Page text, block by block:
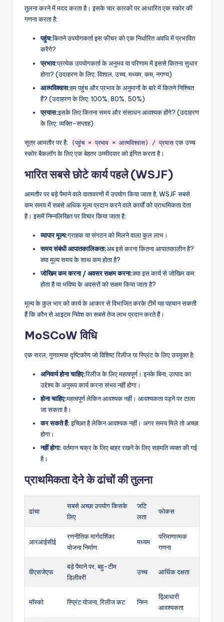
तुलना करने में मदद करता है। इसके चार कारकों पर आधारित एक स्कोर की
गणना करता है:
पहुंच:कितने उपयोगकर्ता इस फीचर को एक निर्धारित अवधि में प्रभावित
करेंगे?
प्रभाव:प्रत्येक उपयोगकर्ता के अनुभव या परिणाम में इससे कितना सुधार
होगा? (उदाहरण के लिए: विशाल, उच्च, मध्यम, कम, नगण्य)
आत्मविश्वास:हम पहुंच और प्रभाव के अनुमानों के बारे में कितने निश्चित
हैं? (उदाहरण के लिए: 100%, 80%, 50%)
प्रयास:इसके लिए कितना समय और संसाधन आवश्यक होंगे? (उदाहरण
के लिए: व्यक्ति-सप्ताह)
सूत्र आमतौर पर है: (पहुंच × प्रभाव × आत्मविश्वास) / प्रयास एक उच्च
स्कोर बैकलॉग के लिए एक बेहतर उम्मीदवार को इंगित करता है।
भारित सबसे छोटे कार्य पहले (WSJF)
आमतौर पर बड़े पैमाने वाले वातावरणों में उपयोग किया जाता है, WSJF सबसे
कम समय में सबसे अधिक मूल्य प्रदान करने वाले कार्यों को प्राथमिकता देता
है। इसमें निम्नलिखित पर विचार किया जाता है:
व्यापार मूल्य:ग्राहक या संगठन को मिलने वाला कुल लाभ।
समय संबंधी आपातकालिकता:अब इसे करना कितना आपातकालीन है?
क्या मूल्य समय के साथ कम होता है?
जोखिम कम करना / अवसर सक्षम करना:क्या इस कार्य से जोखिम कम
होता है या भविष्य के अवसरों को सक्षम किया जाता है?
मूल्य के कुल भार को कार्य के आकार से विभाजित करके टीमें यह पहचान सकती
हैं कि कौन से आइटम निवेश का सबसे तेज लाभ प्रदान करते हैं।
MoSCoW विधि
एक सरल, गुणात्मक दृष्टिकोण जो विशिष्ट रिलीज या स्प्रिंट के लिए उपयुक्त है:
अनिवार्य होना चाहिए:रिलीज के लिए महत्वपूर्ण। इनके बिना, उत्पाद का
उद्देश्य के अनुरूप कार्य करना संभव नहीं होगा।
होना चाहिए:महत्वपूर्ण लेकिन आवश्यक नहीं। आवश्यकता पड़ने पर टाला
जा सकता है।
कर सकते हैं:इच्छित है लेकिन आवश्यक नहीं। अगर समय मिले तो अच्छा
होगा।
नहीं होगा:वर्तमान चक्र के लिए बाहर रखने के लिए सहमति व्यक्त की गई
है।
प्राथमिकता देने के ढांचों की तुलना
ढांचा
सबसे अच्छा उपयोग किसके
लिए
जटि
लता
फोकस
आरआईसीई
रणनीतिक मार्गदर्शिका
योजना निर्माण
मध्यम
परिमाणात्मक
गणना
वीएसजेएफ
बड़े पैमाने पर, बहु-टीम
डिलीवरी
उच्च आर्थिक दक्षता
मॉस्को स्प्रिंट योजना, रिलीज कट निम्न
द्विआधारी
आवश्यकता